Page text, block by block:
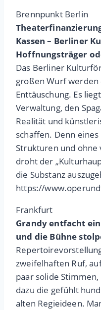
Brennpunkt Berlin
Kassen – Berliner
Hoffnungsträger
Das Berliner
großen Wurf
Enttäuschung. Es
Verwaltung, den
Realität und
schaffen. Denn
Strukturen und ohne
droht der
die Substanz
https://
Frankfurt
Grandy entfacht
und die Bühne
zweifelhaften Ruf,
paar solide
dazu die gefühlt
alten Regieideen.